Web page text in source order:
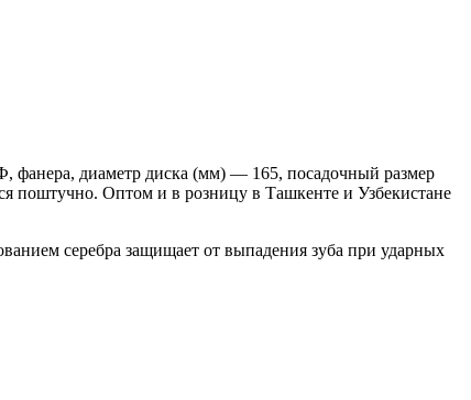
фанера, диаметр диска (мм) — 165, посадочный размер
поштучно. Оптом и в розницу в Ташкенте и Узбекистане
серебра защищает от выпадения зуба при ударных